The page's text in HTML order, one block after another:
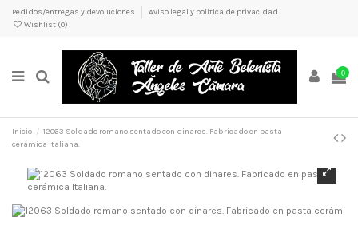
Pedidos/entregas y devoluciones
Aviso legal y política de privacidad
Wishlist (0)
0
Inicio
12063 Soldado romano sentado con dinares. Fabricado en pasta
cerámica Italiana.